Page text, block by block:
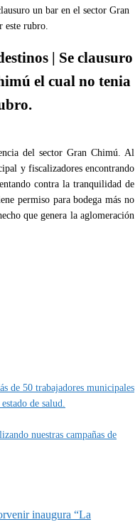
| Se clausuro
el cual no tenia
del sector Gran Chimú. Al
y fiscalizadores encontrando
contra la tranquilidad de
permiso para bodega más no
que genera la aglomeración
de 50 trabajadores municipales
de salud.
nuestras campañas de
inaugura “La